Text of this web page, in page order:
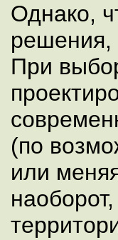
Однако,
решения,
При
(по
или